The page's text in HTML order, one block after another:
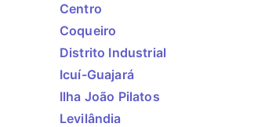
Centro
Coqueiro
Distrito Industrial
Icuí-Guajará
Ilha João Pilatos
Levilândia